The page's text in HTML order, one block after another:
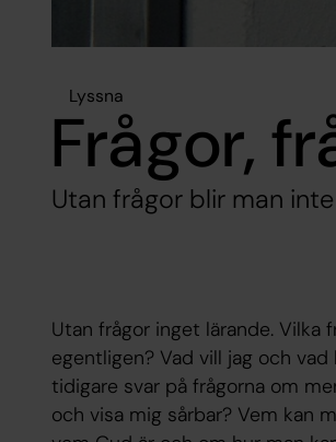
Lyssna
Frågor,
Utan frågor blir man
Utan frågor inget lärande. Vilka
egentligen? Vad vill jag och
tidigare svar på frågorna om
och visa mig sårbar? Vem kan